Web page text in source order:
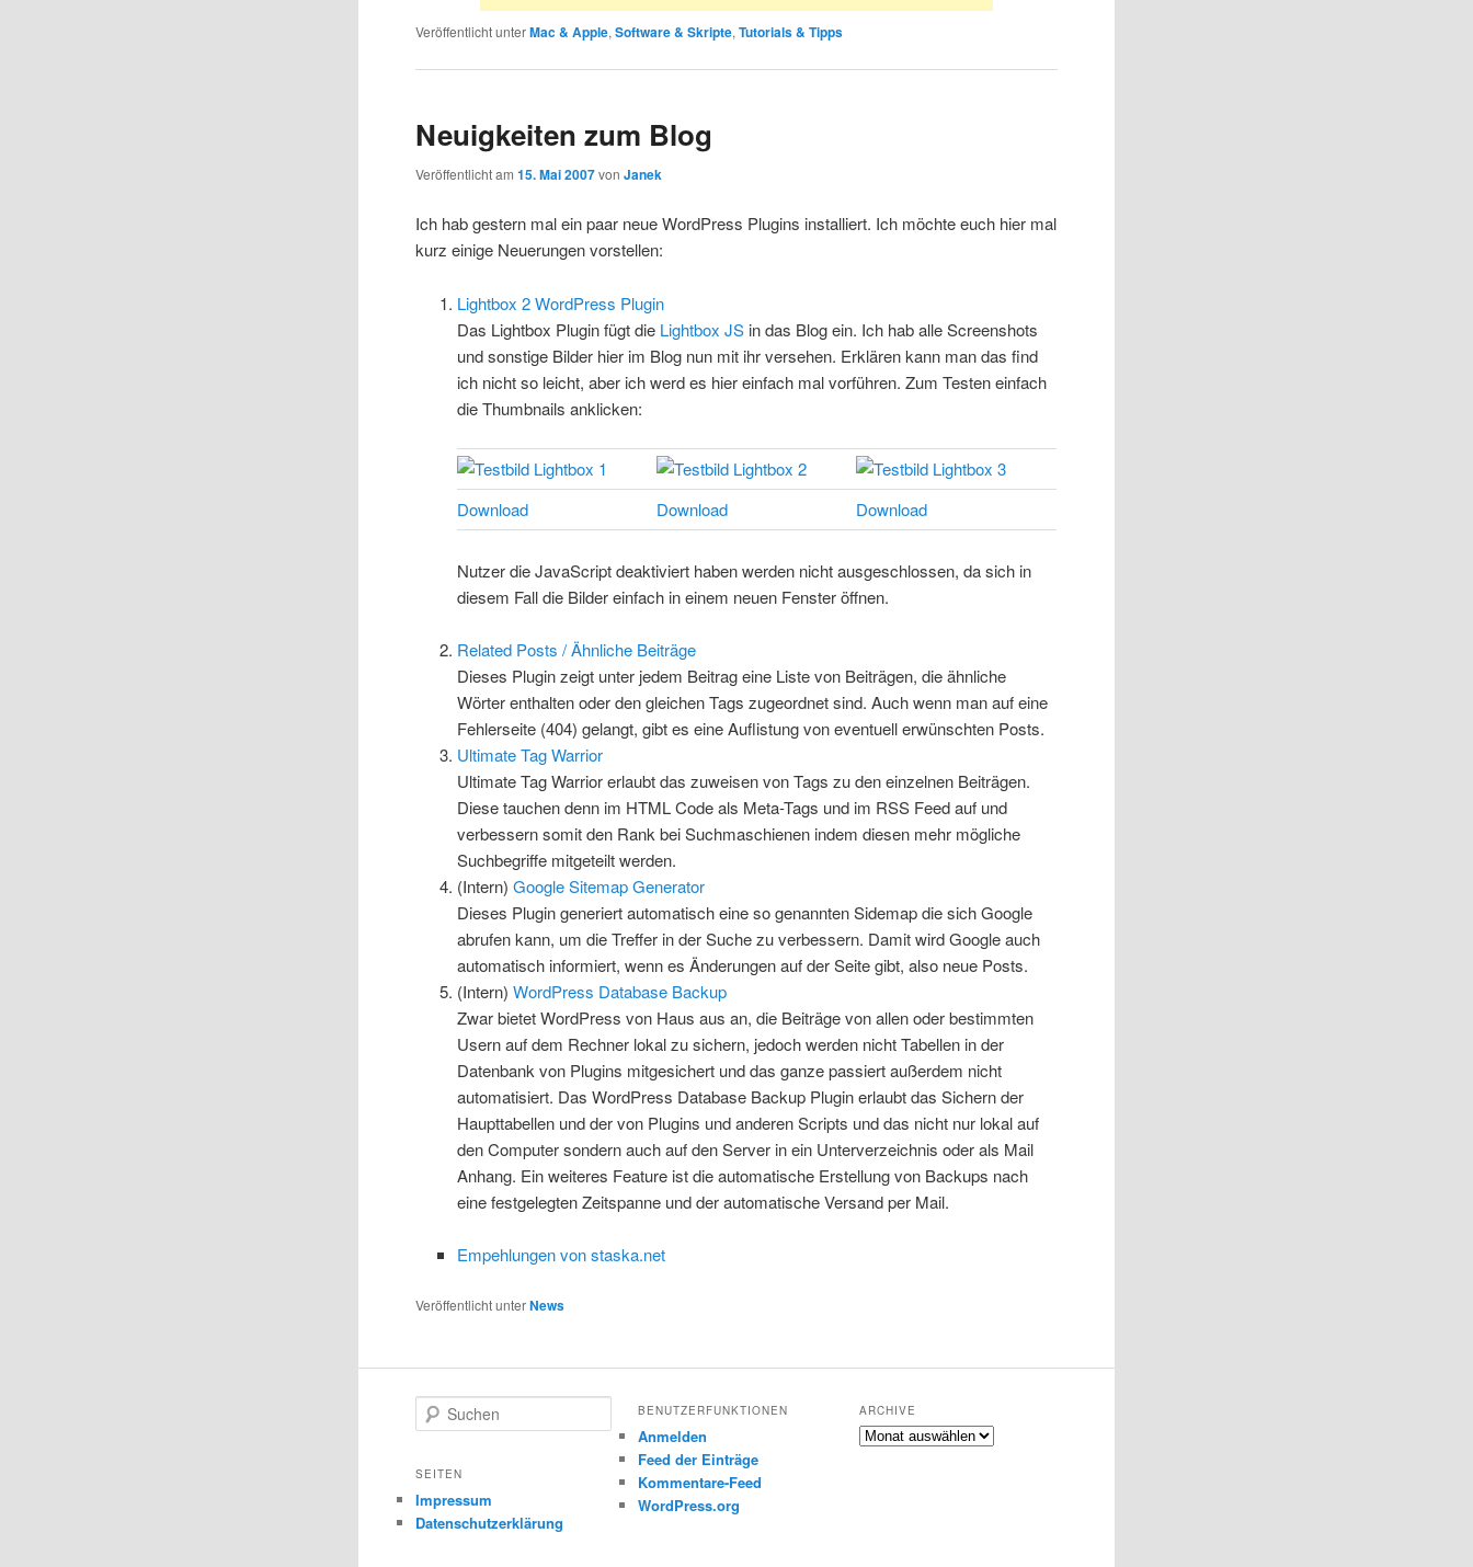
Veröffentlicht unter Mac & Apple,Software & Skripte,Tutorials & Tipps
Neuigkeiten zum Blog
Veröffentlicht am15. Mai 2007 vonJanek
Ich hab gestern mal ein paar neue WordPress Plugins installiert. Ich möchte euch hier mal
kurz einige Neuerungen vorstellen:
Lightbox 2 WordPress Plugin
Das Lightbox Plugin fügt die Lightbox JSin das Blog ein. Ich hab alle Screenshots
und sonstige Bilder hier im Blog nun mit ihr versehen. Erklären kann man das find
ich nicht so leicht, aber ich werd es hier einfach mal vorführen. Zum Testen einfach
die Thumbnails anklicken:
Download Download Download
Nutzer die JavaScript deaktiviert haben werden nicht ausgeschlossen, da sich in
diesem Fall die Bilder einfach in einem neuen Fenster öffnen.
Related Posts / Ähnliche Beiträge
Dieses Plugin zeigt unter jedem Beitrag eine Liste von Beiträgen, die ähnliche
Wörter enthalten oder den gleichen Tags zugeordnet sind. Auch wenn man auf eine
Fehlerseite (404) gelangt, gibt es eine Auflistung von eventuell erwünschten Posts.
Ultimate Tag Warrior
Ultimate Tag Warrior erlaubt das zuweisen von Tags zu den einzelnen Beiträgen.
Diese tauchen denn im HTML Code als Meta-Tags und im RSS Feed auf und
verbessern somit den Rank bei Suchmaschienen indem diesen mehr mögliche
Suchbegriffe mitgeteilt werden.
(Intern) Google Sitemap Generator
Dieses Plugin generiert automatisch eine so genannten Sidemap die sich Google
abrufen kann, um die Treffer in der Suche zu verbessern. Damit wird Google auch
automatisch informiert, wenn es Änderungen auf der Seite gibt, also neue Posts.
(Intern) WordPress Database Backup
Zwar bietet WordPress von Haus aus an, die Beiträge von allen oder bestimmten
Usern auf dem Rechner lokal zu sichern, jedoch werden nicht Tabellen in der
Datenbank von Plugins mitgesichert und das ganze passiert außerdem nicht
automatisiert. Das WordPress Database Backup Plugin erlaubt das Sichern der
Haupttabellen und der von Plugins und anderen Scripts und das nicht nur lokal auf
den Computer sondern auch auf den Server in ein Unterverzeichnis oder als Mail
Anhang. Ein weiteres Feature ist die automatische Erstellung von Backups nach
eine festgelegten Zeitspanne und der automatische Versand per Mail.
Empehlungen von staska.net
Veröffentlicht unter News
u
h
n
SEITEN
Impressum
Datenschutzerklärung
BENUTZERFUNKTIONEN
Anmelden
Feed der Einträge
Kommentare-Feed
WordPress.org
ARCHIVE
Archive